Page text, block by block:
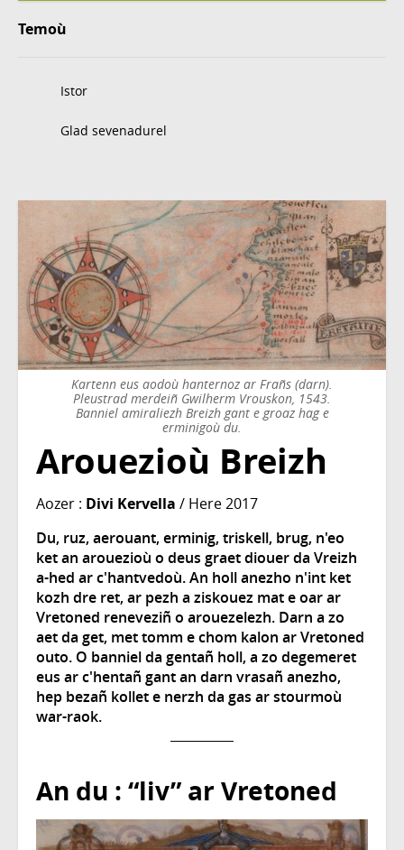
Temoù
Istor
Glad sevenadurel
Kartenn eus aodoù hanternoz ar Frañs (darn).
Pleustrad merdeiñ Gwilherm Vrouskon, 1543.
Banniel amiraliezh Breizh gant e groaz hag e
erminigoù du.
Arouezioù Breizh
Aozer : Divi Kervella / Here 2017
Du, ruz, aerouant, erminig, triskell, brug, n'eo
ket an arouezioù o deus graet diouer da Vreizh
a-hed ar c'hantvedoù. An holl anezho n'int ket
kozh dre ret, ar pezh a ziskouez mat e oar ar
Vretoned reneveziñ o arouezelezh. Darn a zo
aet da get, met tomm e chom kalon ar Vretoned
outo. O banniel da gentañ holl, a zo degemeret
eus ar c'hentañ gant an darn vrasañ anezho,
hep bezañ kollet e nerzh da gas ar stourmoù
war-raok.
An du : “liv” ar Vretoned